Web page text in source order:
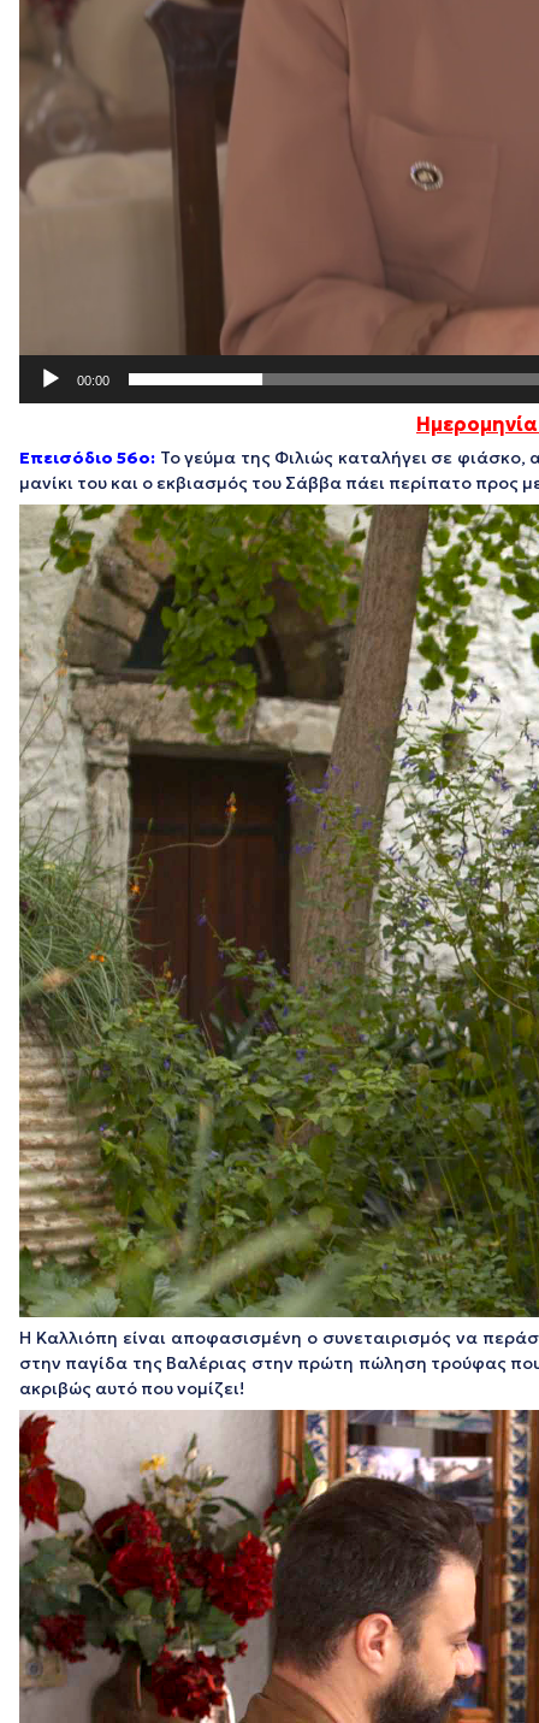
00:00
Επεισόδιο 56o: Το γεύμα της Φιλιώς καταλήγει σε
μανίκι του και ο εκβιασμός του Σάββα πάει περίπατο προς
Η Καλλιόπη είναι αποφασισμένη ο συνεταιρισμός να
στην παγίδα της Βαλέριας στην πρώτη πώληση τρούφας
ακριβώς αυτό που νομίζει!